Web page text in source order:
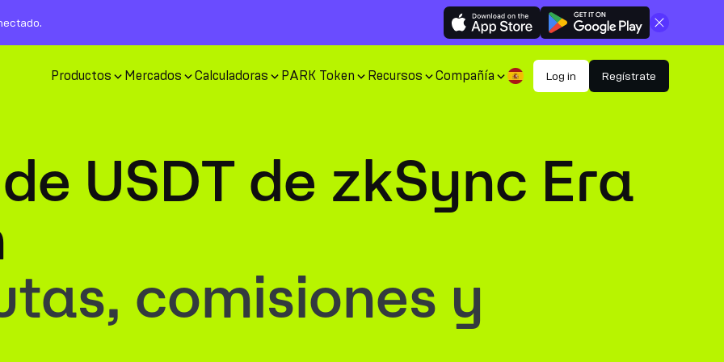
Cerrar
Productos Mercados Calculadoras PARK Token Recursos Compañía Log in Regístrate
USDT de zkSync Era
comisiones y